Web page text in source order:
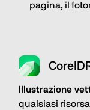
pagina, il
Illustrazione
qualsiasi